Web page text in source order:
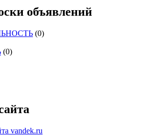
объявлений
(0)
(0)